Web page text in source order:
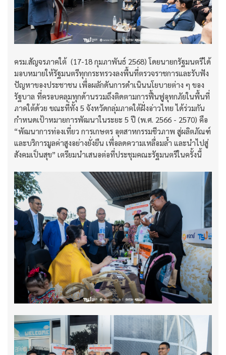
ครม.สัญจรภาคใต้ (17-18 กุมภาพันธ์ 2568) โดยนายกรัฐมนตรีได้
มอบหมายให้รัฐมนตรีทุกกระทรวงลงพื้นที่ตรวจราชการและรับฟัง
ปัญหาของประชาชน เพื่อผลักดันการดำเนินนโยบายต่าง ๆ ของ
รัฐบาล ที่ครอบคลุมทุกด้านรวมถึงติดตามการฟื้นฟูอุทกภัยในพื้นที่
ภาคใต้ด้วย ขณะที่ทั้ง 5 จังหวัดกลุ่มภาคใต้ฝั่งอ่าวไทย ได้ร่วมกัน
กำหนดเป้าหมายการพัฒนาในระยะ 5 ปี (พ.ศ. 2566 - 2570) คือ
“พัฒนาการท่องเที่ยว การเกษตร อุตสาหกรรมชีวภาพ สู่ผลิตภัณฑ์
และบริการมูลค่าสูงอย่างยั่งยืน เพื่อลดความเหลื่อมล้ำ และนำไปสู่
สังคมเป็นสุข” เตรียมนำเสนอต่อที่ประชุมคณะรัฐมนตรีในครั้งนี้